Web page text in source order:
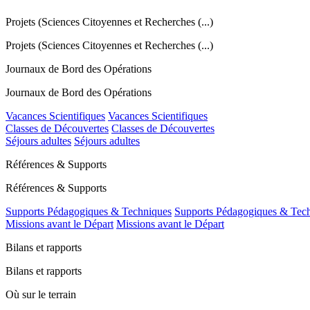
Projets (Sciences Citoyennes et Recherches (...)
Projets (Sciences Citoyennes et Recherches (...)
Journaux de Bord des Opérations
Journaux de Bord des Opérations
Vacances Scientifiques Vacances Scientifiques
Classes de Découvertes Classes de Découvertes
Séjours adultes Séjours adultes
Références & Supports
Références & Supports
Supports Pédagogiques & Techniques Supports Pédagogiques &
Missions avant le Départ Missions avant le Départ
Bilans et rapports
Bilans et rapports
Où sur le terrain